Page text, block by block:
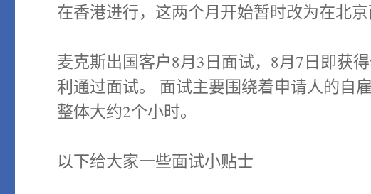
在香港进行，这两个月开始暂时改为在北京
麦克斯出国客户8月3日面试，8月7日即获
利通过面试。 面试主要围绕着申请人的自
整体大约2个小时。
以下给大家一些面试小贴士